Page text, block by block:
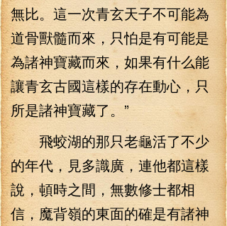
無比。這一次青玄天子不可能為
道骨獸髓而來，只怕是有可能是
為諸神寶藏而來，如果有什么能
讓青玄古國這樣的存在動心，只
所是諸神寶藏了。”
飛蛟湖的那只老龜活了不少
的年代，見多識廣，連他都這樣
說，頓時之間，無數修士都相
信，魔背嶺的東面的確是有諸神